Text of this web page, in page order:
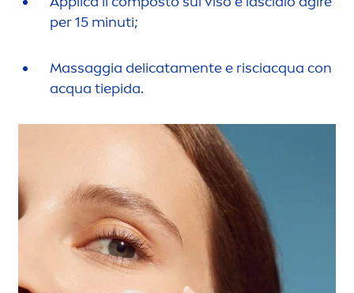
per 15 minuti;
Massaggia delicatamente e risciacqua con
acqua tiepida.